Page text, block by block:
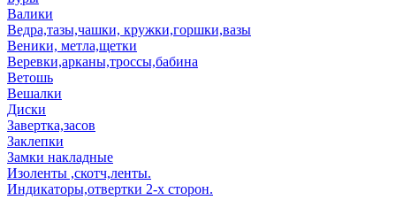
Валики
Ведра,тазы,чашки, кружки,горшки,вазы
Веники, метла,щетки
Веревки,арканы,троссы,бабина
Ветошь
Вешалки
Диски
Завертка,засов
Заклепки
Замки накладные
Изоленты ,скотч,ленты.
Индикаторы,отвертки 2-х сторон.